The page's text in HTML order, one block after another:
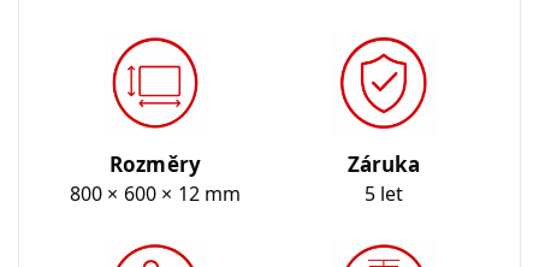
Rozměry
800 × 600 × 12 mm
Záruka
5 let